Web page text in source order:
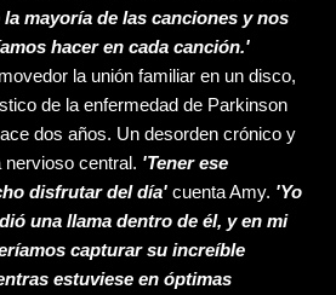
mayoría de las canciones y nos
hacer en cada canción.'
la unión familiar en un disco,
de la enfermedad de Parkinson
dos años. Un desorden crónico y
central. 'Tener ese
disfrutar del día' cuenta Amy. 'Yo
una llama dentro de él, y en mi
capturar su increíble
estuviese en óptimas